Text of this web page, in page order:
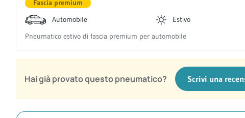
Fascia premium
Automobile
Estivo
Pneumatico estivo di fascia premium per automobile
Hai già provato questo pneumatico? Scrivi una